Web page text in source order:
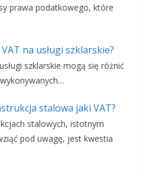
prawa podatkowego, które
VAT na usługi szklarskie?
szklarskie mogą się różnić
stalowa jaki VAT?
stalowych, istotnym
pod uwagę, jest kwestia